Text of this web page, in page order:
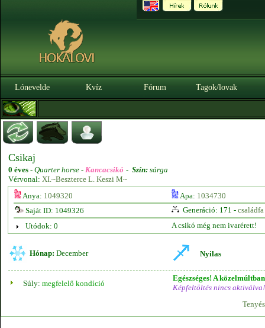
Lónevelde Kvíz Fórum Tagok/lovak
Csikaj
0 éves - Quarter horse - Kancacsikó - Szín: sárga
Vérvonal: XI.~Beszterce L. Keszi M~
Anya: 1049320 Apa: 1034730
Saját ID: 1049326
Generáció: 171 - családfa
Utódok: 0
A csikó még nem ivarérett!
Hónap: December Nyilas
Súly: megfelelő kondíció
Egészséges! A
Képfeltöltés nincs aktiválva!